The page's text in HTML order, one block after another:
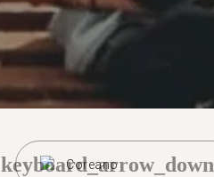
Coreano
keyboard_arrow_down